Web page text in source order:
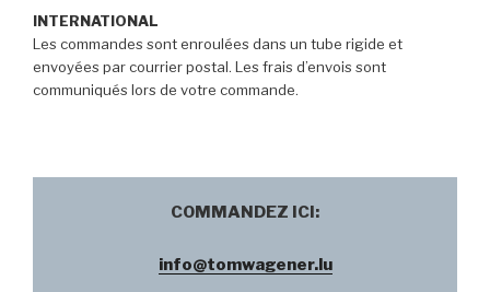
INTERNATIONAL
Les commandes sont enroulées dans un tube rigide et
envoyées par courrier postal. Les frais d’envois sont
communiqués lors de votre commande.
COMMANDEZ ICI:
info@tomwagener.lu